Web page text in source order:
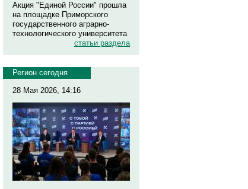
Акция "Единой России" прошла
на площадке Приморского
государственного аграрно-
технологического университета
статьи раздела
Регион сегодня
28 Мая 2026, 14:16